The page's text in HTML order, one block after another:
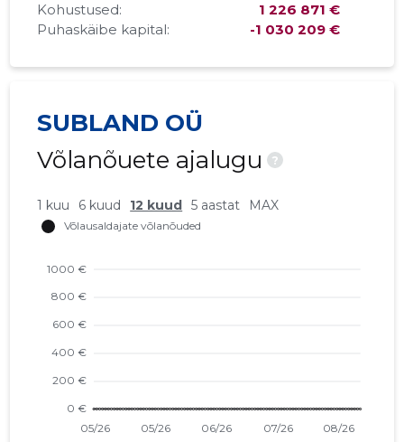
Kohustused:
1 226 871 €
Puhaskäibe kapital:
-1 030 209 €
SUBLAND OÜ
Võlanõuete ajalugu
?
1 kuu 6 kuud 12 kuud 5 aastat MAX